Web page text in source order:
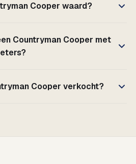
Cooper waard?
Countryman Cooper met
Cooper verkocht?